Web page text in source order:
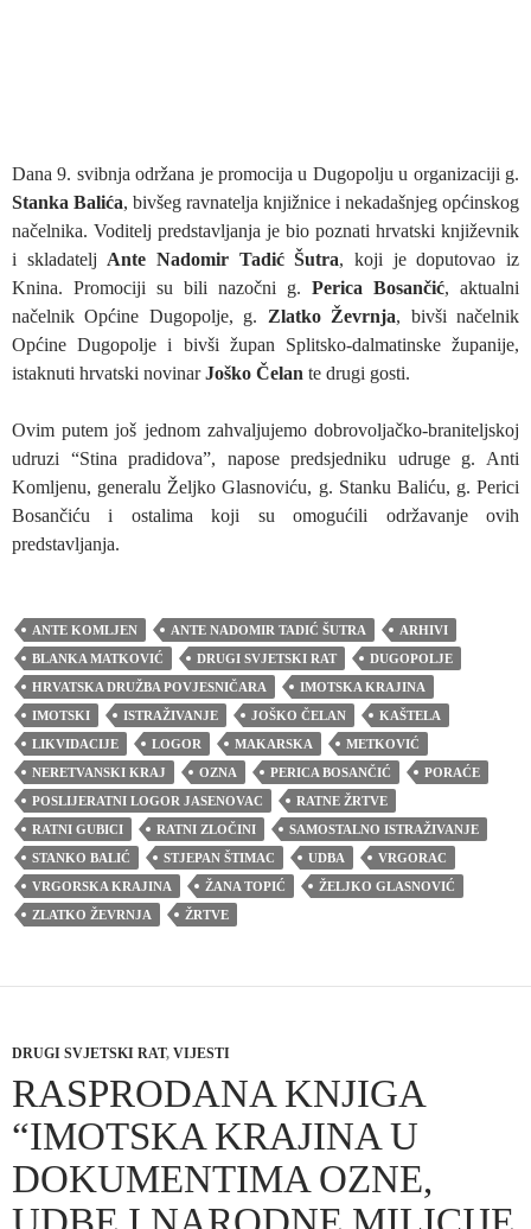
Dana 9. svibnja održana je promocija u Dugopolju u organizaciji g.
Stanka Balića, bivšeg ravnatelja knjižnice i nekadašnjeg općinskog
načelnika. Voditelj predstavljanja je bio poznati hrvatski književnik
i skladatelj Ante Nadomir Tadić Šutra, koji je doputovao iz
Knina. Promociji su bili nazočni g. Perica Bosančić, aktualni
načelnik Općine Dugopolje, g. Zlatko Ževrnja, bivši načelnik
Općine Dugopolje i bivši župan Splitsko-dalmatinske županije,
istaknuti hrvatski novinarJoško Čelan te drugi gosti.
Ovim putem još jednom zahvaljujemo dobrovoljačko-braniteljskoj
udruzi “Stina pradidova”, napose predsjedniku udruge g. Anti
Komljenu, generalu Željko Glasnoviću, g. Stanku Baliću, g. Perici
Bosančiću i ostalima koji su omogućili održavanje ovih
predstavljanja.
ANTE KOMLJEN ANTE NADOMIR TADIĆ ŠUTRA
ARHIVI
BLANKA MATKOVIĆ
DRUGI SVJETSKI RAT
DUGOPOLJE
HRVATSKA DRUŽBA POVJESNIČARA
IMOTSKA KRAJINA
IMOTSKI
ISTRAŽIVANJE JOŠKO ČELAN
KAŠTELA
LIKVIDACIJE
LOGOR MAKARSKA
METKOVIĆ
NERETVANSKI KRAJ
OZNA PERICA BOSANČIĆ
PORAĆE
POSLIJERATNI LOGOR JASENOVAC
RATNE ŽRTVE
RATNI GUBICI
RATNI ZLOČINI
SAMOSTALNO ISTRAŽIVANJE
STANKO BALIĆ
STJEPAN ŠTIMAC UDBA
VRGORAC
VRGORSKA KRAJINA
ŽANA TOPIĆ
ŽELJKO GLASNOVIĆ
ZLATKO ŽEVRNJA
ŽRTVE
DRUGI SVJETSKI RAT, VIJESTI
RASPRODANA KNJIGA
“IMOTSKA KRAJINA U
DOKUMENTIMA OZNE,